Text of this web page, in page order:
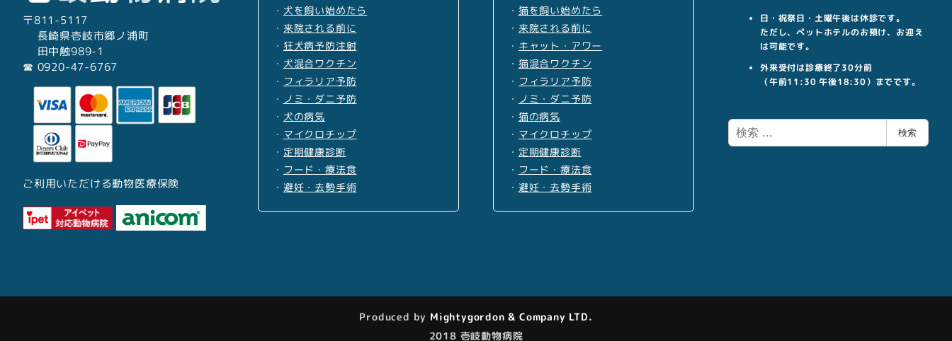
〒811-5117
長崎県壱岐市郷ノ浦町
田中触989-1
☎︎ 0920-47-6767
ご利用いただける動物医療保険
・ 犬を飼い始めたら
・ 来院される前に
・ 狂犬病予防注射
・ 犬混合ワクチン
・ フィラリア予防
・ ノミ・ダニ予防
・ 犬の病気
・ マイクロチップ
・ 定期健康診断
・ フード・療法食
・ 避妊・去勢手術
・ 猫を飼い始めたら
・ 来院される前に
・ キャット・アワー
・ 猫混合ワクチン
・ フィラリア予防
・ ノミ・ダニ予防
・ 猫の病気
・ マイクロチップ
・ 定期健康診断
・ フード・療法食
・ 避妊・去勢手術
日・祝祭日・土曜午後は休診です。
ただし、ペットホテルのお預け、お迎え
は可能です。
外来受付は診療終了30分前
（午前11:30 午後18:30）までです。
検
索
検索
Produced by Mightygordon & Company LTD.
2018 壱岐動物病院